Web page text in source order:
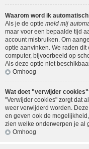
Waarom word ik
Als je de optie meld mij
maar voor een bepaalde tijd
account misbruiken. Om
optie aanvinken. We raden
computer, bijvoorbeeld op
Als deze optie niet
Omhoog
Wat doet "verwijder
"Verwijder cookies" zorgt dat
weer verwijderd worden.
en geven ook de
zien welke onderwerpen je al
Omhoog